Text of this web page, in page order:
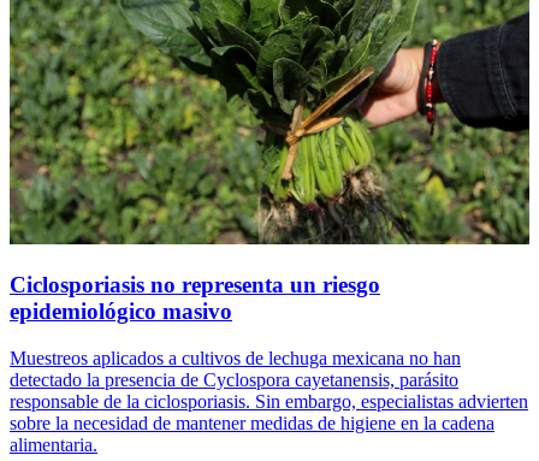
Ciclosporiasis no representa un riesgo
epidemiológico masivo
Muestreos aplicados a cultivos de lechuga mexicana no han
detectado la presencia de Cyclospora cayetanensis, parásito
responsable de la ciclosporiasis. Sin embargo, especialistas advierten
sobre la necesidad de mantener medidas de higiene en la cadena
alimentaria.